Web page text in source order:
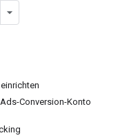
Conversion-Konto